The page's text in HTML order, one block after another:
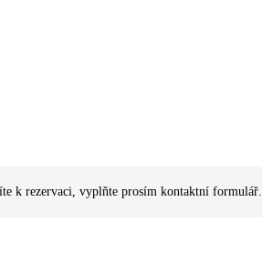
k rezervaci, vyplňte prosím kontaktní formulář.